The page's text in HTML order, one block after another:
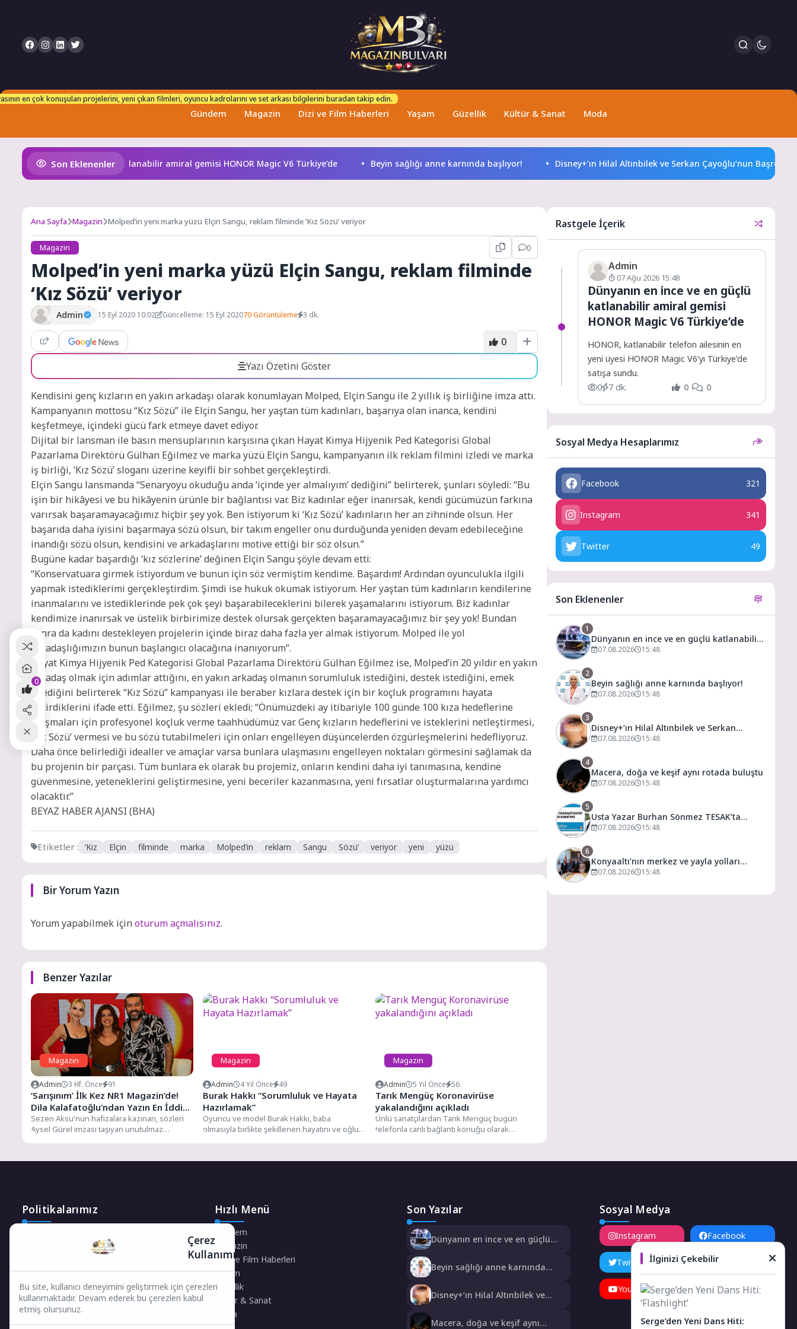
Gündem
takip edebilirsiniz. Her an taze ve güncel bilgilerle karşınızdayız!
Magazin Dizi ve Film Haberleri
en çok konuşulan projelerini, yeni çıkan filmleri, oyuncu kadrolarını ve set arkası bilgilerini buradan takip edin.
Yaşam Güzellik Kültür & Sanat Moda
Son Eklenenler
en ince ve en güçlü katlanabilir amiral gemisi HONOR Magic V6 Türkiye’de Beyin sağlığı anne karnında başlıyor! Disney+’ın Hilal Altınbilek ve Serkan Çayoğlu’nun
Ana Sayfa Magazin Molped’in yeni marka yüzü Elçin Sangu, reklam filminde ‘Kız Sözü’ veriyor
Magazin 0
Molped’in yeni marka yüzü Elçin Sangu, reklam filminde
‘Kız Sözü’ veriyor
Admin 15 Eyl 2020 10:02 Güncelleme: 15 Eyl 202070 Görüntüleme 3 dk.
0
Yazı Özetini Göster
Kendisini genç kızların en yakın arkadaşı olarak konumlayan Molped, Elçin Sangu ile 2 yıllık iş birliğine imza attı.
Kampanyanın mottosu “Kız Sözü” ile Elçin Sangu, her yaştan tüm kadınları, başarıya olan inanca, kendini
keşfetmeye, içindeki gücü fark etmeye davet ediyor.
Dijital bir lansman ile basın mensuplarının karşısına çıkan Hayat Kimya Hijyenik Ped Kategorisi Global
Pazarlama Direktörü Gülhan Eğilmez ve marka yüzü Elçin Sangu, kampanyanın ilk reklam filmini izledi ve marka
iş birliği, ‘Kız Sözü’ sloganı üzerine keyifli bir sohbet gerçekleştirdi.
Elçin Sangu lansmanda “Senaryoyu okuduğu anda ‘içinde yer almalıyım’ dediğini” belirterek, şunları söyledi: “Bu
işin bir hikâyesi ve bu hikâyenin ürünle bir bağlantısı var. Biz kadınlar eğer inanırsak, kendi gücümüzün farkına
varırsak başaramayacağımız hiçbir şey yok. Ben istiyorum ki ‘Kız Sözü’ kadınların her an zihninde olsun. Her
başarıda daha iyisini başarmaya sözü olsun, bir takım engeller onu durduğunda yeniden devam edebileceğine
inandığı sözü olsun, kendisini ve arkadaşlarını motive ettiği bir söz olsun.”
Bugüne kadar başardığı ‘kız sözlerine’ değinen Elçin Sangu şöyle devam etti:
“Konservatuara girmek istiyordum ve bunun için söz vermiştim kendime. Başardım! Ardından oyunculukla ilgili
yapmak istediklerimi gerçekleştirdim. Şimdi ise hukuk okumak istiyorum. Her yaştan tüm kadınların kendilerine
inanmalarını ve istediklerinde pek çok şeyi başarabileceklerini bilerek yaşamalarını istiyorum. Biz kadınlar
kendimize inanırsak ve üstelik birbirimize destek olursak gerçekten başaramayacağımız bir şey yok! Bundan
sonra da kadını destekleyen projelerin içinde biraz daha fazla yer almak istiyorum. Molped ile yol
arkadaşlığımızın bunun başlangıcı olacağına inanıyorum”.
Hayat Kimya Hijyenik Ped Kategorisi Global Pazarlama Direktörü Gülhan Eğilmez ise, Molped’in 20 yıldır en yakın
arkadaş olmak için adımlar attığını, en yakın arkadaş olmanın sorumluluk istediğini, destek istediğini, emek
istediğini belirterek “Kız Sözü” kampanyası ile beraber kızlara destek için bir koçluk programını hayata
geçirdiklerini ifade etti. Eğilmez, şu sözleri ekledi; “Önümüzdeki ay itibariyle 100 günde 100 kıza hedeflerine
ulaşmaları için profesyonel koçluk verme taahhüdümüz var. Genç kızların hedeflerini ve isteklerini netleştirmesi,
‘Kız Sözü’ vermesi ve bu sözü tutabilmeleri için onları engelleyen düşüncelerden özgürleşmelerini hedefliyoruz.
Daha önce belirlediği idealler ve amaçlar varsa bunlara ulaşmasını engelleyen noktaları görmesini sağlamak da
bu projenin bir parçası. Tüm bunlara ek olarak bu projemiz, onların kendini daha iyi tanımasına, kendine
güvenmesine, yeteneklerini geliştirmesine, yeni beceriler kazanmasına, yeni fırsatlar oluşturmalarına yardımcı
olacaktır.”
BEYAZ HABER AJANSI (BHA)
Etiketler : ‘Kız Elçin filminde marka Molped’in reklam Sangu Sözü’ veriyor yeni yüzü
Bir Yorum Yazın
Yorum yapabilmek içinoturum açmalısınız.
Benzer Yazılar
Magazin
Admin 3 Hf. Önce 91
‘Sarışınım’ İlk Kez NR1 Magazin’de!
Dila Kalafatoğlu’ndan Yazın En İddialı
Yorumu
Sezen Aksu'nun hafızalara kazınan, sözleri
Aysel Gürel imzası taşıyan unutulmaz
Magazin
Admin 4 Yıl Önce 49
Burak Hakkı “Sorumluluk ve Hayata
Hazırlamak”
Oyuncu ve model Burak Hakkı, baba
olmasıyla birlikte şekillenen hayatını ve oğlu
Magazin
Admin 5 Yıl Önce 56
Tarık Mengüç Koronavirüse
yakalandığını açıkladı
Ünlü sanatçılardan Tarık Mengüç bugün
telefonla canlı bağlantı konuğu olarak
Rastgele İçerik
Admin
07 Ağu 2026 15:48
Dünyanın en ince ve en güçlü
katlanabilir amiral gemisi
HONOR Magic V6 Türkiye’de
HONOR, katlanabilir telefon ailesinin en
yeni üyesi HONOR Magic V6’yı Türkiye’de
satışa sundu.
0 7 dk. 0 0
Sosyal Medya Hesaplarımız
Facebook 321
Instagram 341
Twitter 49
Son Eklenenler
1
Dünyanın en ince ve en güçlü katlanabilir
amiral gemisi HONOR Magic V6 Türkiye’de
07.08.2026 15:48
2
Beyin sağlığı anne karnında başlıyor!
07.08.2026 15:48
3
Disney+’ın Hilal Altınbilek ve Serkan
Çayoğlu’nun Başrollerinde Yer Aldığı
Uyandıran İlk Tanıtımı Yayımlandı
07.08.2026 15:48
4
Macera, doğa ve keşif aynı rotada buluştu
07.08.2026 15:48
5
Usta Yazar Burhan Sönmez TESAK’ta
Okurlarıyla Buluşuyor
07.08.2026 15:48
6
Konyaaltı’nın merkez ve yayla yolları
yenilenecek
07.08.2026 15:48
Politikalarımız
Telif Hakları Politikası
Hızlı Menü
Gündem
Magazin
Dizi ve Film Haberleri
Yaşam
Güzellik
Kültür & Sanat
Moda
Son Yazılar
Dünyanın en ince ve en güçlü
HONOR Magic V6 Türkiye’de
Beyin sağlığı anne karnında
Disney+’ın Hilal Altınbilek ve
Başrollerinde Yer Aldığı “Öngörü”
Macera, doğa ve keşif aynı
Sosyal Medya
Instagram Facebook
Twitter LinkedIn
YouTube TikTok
0
Çerez
Kullanımı
Bu site, kullanıcı deneyimini geliştirmek için çerezleri
kullanmaktadır. Devam ederek bu çerezleri kabul
etmiş olursunuz.
İlginizi Çekebilir
Serge’den Yeni Dans Hiti: